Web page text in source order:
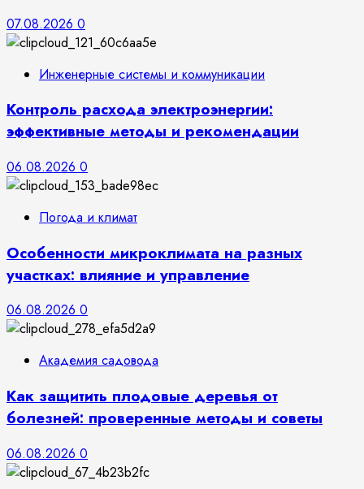
07.08.2026 0
Инженерные системы и коммуникации
Контроль расхода электроэнергии:
эффективные методы и рекомендации
06.08.2026 0
Погода и климат
Особенности микроклимата на разных
участках: влияние и управление
06.08.2026 0
Академия садовода
Как защитить плодовые деревья от
болезней: проверенные методы и советы
06.08.2026 0